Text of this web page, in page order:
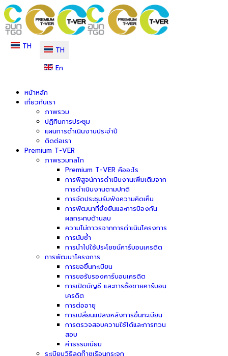
TH
TH
En
หน้าหลัก
เกี่ยวกับเรา
ภาพรวม
ปฏิทินการประชุม
แผนการดำเนินงานประจำปี
ติดต่อเรา
Premium T-VER
ภาพรวมกลไก
Premium T-VER คืออะไร
การพิสูจน์การดำเนินงานเพิ่มเติมจาก
การดำเนินงานตามปกติ
การจัดประชุมรับฟังความคิดเห็น
การพัฒนาที่ยั่งยืนและการป้องกัน
ผลกระทบด้านลบ
ความไม่ถาวรจากการดำเนินโครงการ
การนับซ้ำ
การนำไปใช้ประโยชน์คาร์บอนเครดิต
การพัฒนาโครงการ
การขอขึ้นทะเบียน
การขอรับรองคาร์บอนเครดิต
การเปิดบัญชี และการซื้อขายคาร์บอน
เครดิต
การต่ออายุ
การเปลี่ยนแปลงหลังการขึ้นทะเบียน
การตรวจสอบความใช้ได้และการทวน
สอบ
ค่าธรรมเนียม
ระเบียบวิธีลดก๊าซเรือนกระจก